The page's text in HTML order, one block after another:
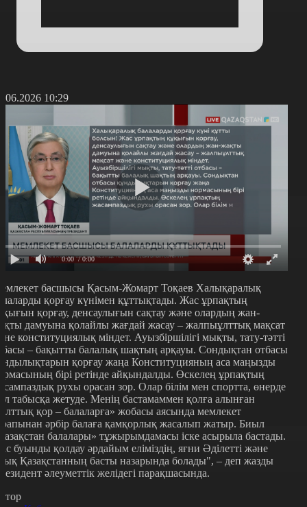
10:29
0:00 / 0:00
басшысы Қасым-Жомарт Тоқаев Халықаралық
қорғау күнімен құттықтады. Жас ұрпақтың
қорғау, денсаулығын сақтау және олардың жан-
дамуына қолайлы жағдай жасау – жалпыұлттық мақсат
конституциялық міндет. Ауызбіршілігі мықты, тату-тәтті
– бақытты балалық шақтың арқауы. Сондықтан отбасы
қорғау жаңа Конституцияның аса маңызды
бірі ретінде айқындалды. Өскелең ұрпақтың
рухы орасан зор. Олар білім мен спортта, өнерде
табысқа жетуде. Менің бастамаммен қолға алынған
қор – балаларға» жобасы аясында мемлекет
әрбір балаға қамқорлық жасалып жатыр. Биыл
балалары» тұжырымдамасы іске асырыла бастады.
буынды қолдау әрдайым еліміздің, яғни Әділетті және
Қазақстанның басты назарында болады", – деп жазды
әлеуметтік желідегі парақшасында.